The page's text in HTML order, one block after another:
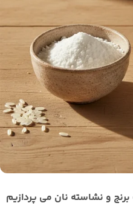
و نشاسته نان می پردازیم